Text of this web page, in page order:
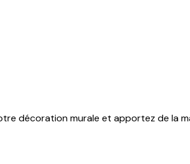
décoration murale et apportez de la